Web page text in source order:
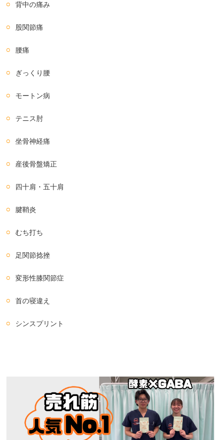
背中の痛み
股関節痛
腰痛
ぎっくり腰
モートン病
テニス肘
坐骨神経痛
産後骨盤矯正
四十肩・五十肩
腱鞘炎
むち打ち
足関節捻挫
変形性膝関節症
首の寝違え
シンスプリント